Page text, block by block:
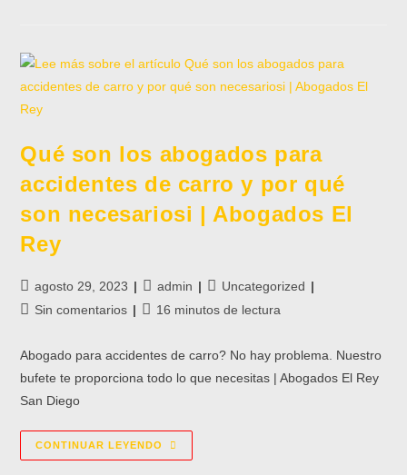
Qué son los abogados para
accidentes de carro y por qué
son necesariosi | Abogados El
Rey
agosto 29, 2023 admin
Uncategorized
Sin comentarios
16 minutos de lectura
Abogado para accidentes de carro? No hay problema. Nuestro
bufete te proporciona todo lo que necesitas | Abogados El Rey
San Diego
CONTINUAR LEYENDO